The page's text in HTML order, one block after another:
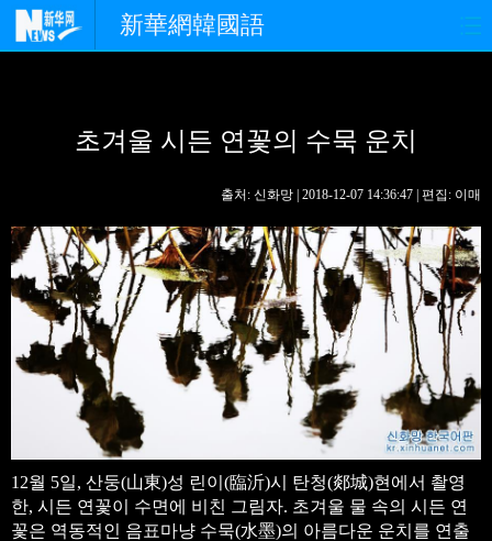
新華網韓國語
경제 사회 포토
핫 TV 문화
연예 관광 오피니언
생생 중국어
초겨울 시든 연꽃의 수묵 운치
출처: 신화망 | 2018-12-07 14:36:47 | 편집: 이매
12월 5일, 산둥(山東)성 린이(臨沂)시 탄청(郯城)현에서 촬영
한, 시든 연꽃이 수면에 비친 그림자. 초겨울 물 속의 시든 연
꽃은 역동적인 음표마냥 수묵(水墨)의 아름다운 운치를 연출